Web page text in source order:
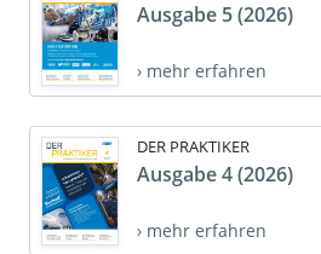
Ausgabe 5 (2026)
› mehr erfahren
DER PRAKTIKER
Ausgabe 4 (2026)
› mehr erfahren